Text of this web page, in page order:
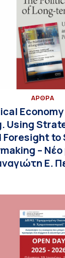
ΑΡΘΡΑ
Using
Foresight to
– Nέο
Ε.